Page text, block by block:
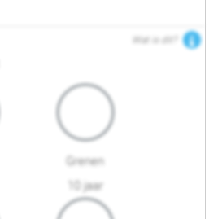
Wat is dit?
Grenen
10 jaar